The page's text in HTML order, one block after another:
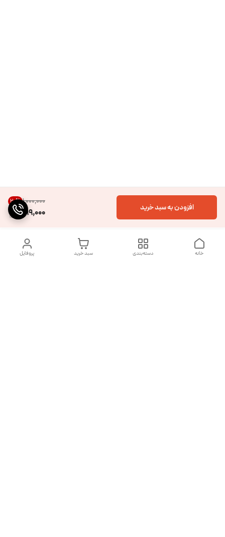
۱٬۰۰۰٬۰۰۰ 20%
799,000 افزودن به سبد خرید
پروفایل سبد خرید دسته‌بندی خانه